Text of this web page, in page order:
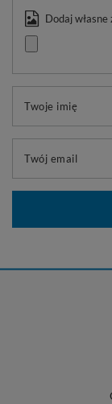
Dodaj
Twoje imię
Twój email